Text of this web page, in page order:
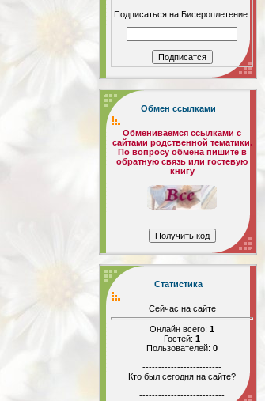
Подписаться на Бисероплетение:
Обмен ссылками
Обмениваемся ссылками с
сайтами родственной тематики.
По вопросу обмена пишите в
обратную связь или гостевую
книгу
Статистика
Сейчас на сайте
Онлайн всего: 1
Гостей: 1
Пользователей: 0
-------------------------
Кто был сегодня на сайте?
---------------------------